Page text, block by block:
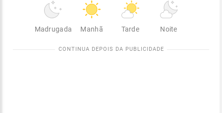
Madrugada Manhã Tarde Noite